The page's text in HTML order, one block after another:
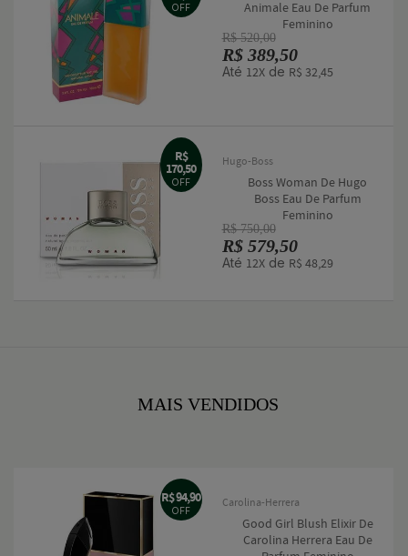
OFF
Animale Eau De Parfum
Feminino
R$ 520,00
R$ 389,50
Até 12Xde R$ 32,45
R$
170,50
OFF
Hugo-Boss
Boss Woman De Hugo
Boss Eau De Parfum
Feminino
R$ 750,00
R$ 579,50
Até 12Xde R$ 48,29
MAIS VENDIDOS
R$ 94,90
OFF
Carolina-Herrera
Good Girl Blush Elixir De
Carolina Herrera Eau De